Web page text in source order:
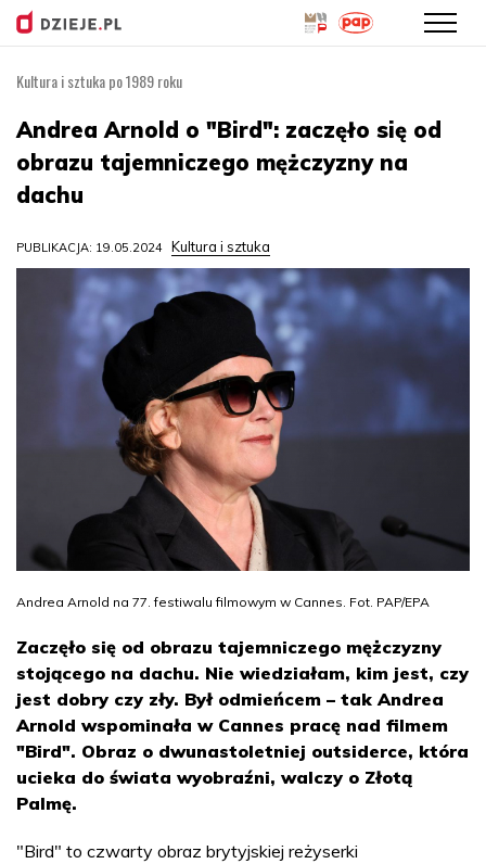
treści
Kultura i sztuka po 1989 roku
Andrea Arnold o "Bird": zaczęło się od
obrazu tajemniczego mężczyzny na
dachu
PUBLIKACJA: 19.05.2024 Kultura i sztuka
Andrea Arnold na 77. festiwalu filmowym w Cannes. Fot. PAP/EPA
Zaczęło się od obrazu tajemniczego mężczyzny
stojącego na dachu. Nie wiedziałam, kim jest, czy
jest dobry czy zły. Był odmieńcem – tak Andrea
Arnold wspominała w Cannes pracę nad filmem
"Bird". Obraz o dwunastoletniej outsiderce, która
ucieka do świata wyobraźni, walczy o Złotą
Palmę.
"Bird" to czwarty obraz brytyjskiej reżyserki